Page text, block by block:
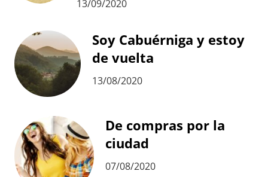
13/09/2020
Soy Cabuérniga y estoy
de vuelta
13/08/2020
De compras por la
ciudad
07/08/2020